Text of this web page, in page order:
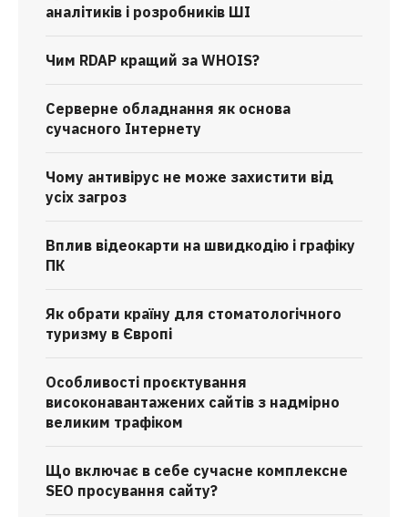
аналітиків і розробників ШІ
Чим RDAP кращий за WHOIS?
Серверне обладнання як основа
сучасного Інтернету
Чому антивірус не може захистити від
усіх загроз
Вплив відеокарти на швидкодію і графіку
ПК
Як обрати країну для стоматологічного
туризму в Європі
Особливості проєктування
високонавантажених сайтів з надмірно
великим трафіком
Що включає в себе сучасне комплексне
SEO просування сайту?